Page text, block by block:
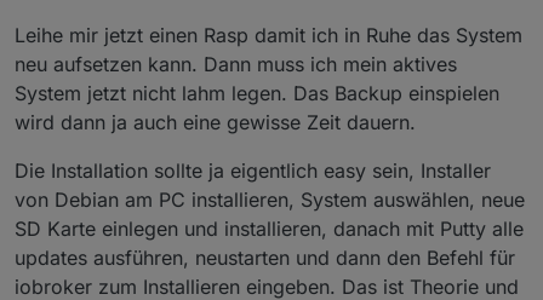
Leihe mir jetzt einen Rasp damit ich in Ruhe das System
neu aufsetzen kann. Dann muss ich mein aktives
System jetzt nicht lahm legen. Das Backup einspielen
wird dann ja auch eine gewisse Zeit dauern.
Die Installation sollte ja eigentlich easy sein, Installer
von Debian am PC installieren, System auswählen, neue
SD Karte einlegen und installieren, danach mit Putty alle
updates ausführen, neustarten und dann den Befehl für
iobroker zum Installieren eingeben. Das ist Theorie und